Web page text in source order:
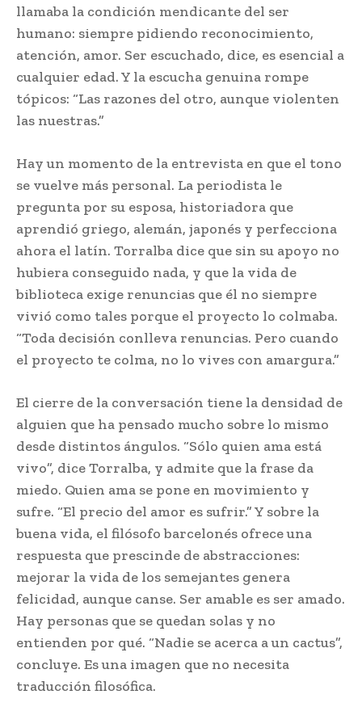
llamaba la condición mendicante del ser
humano: siempre pidiendo reconocimiento,
atención, amor. Ser escuchado, dice, es esencial a
cualquier edad. Y la escucha genuina rompe
tópicos: “Las razones del otro, aunque violenten
las nuestras.”
Hay un momento de la entrevista en que el tono
se vuelve más personal. La periodista le
pregunta por su esposa, historiadora que
aprendió griego, alemán, japonés y perfecciona
ahora el latín. Torralba dice que sin su apoyo no
hubiera conseguido nada, y que la vida de
biblioteca exige renuncias que él no siempre
vivió como tales porque el proyecto lo colmaba.
“Toda decisión conlleva renuncias. Pero cuando
el proyecto te colma, no lo vives con amargura.”
El cierre de la conversación tiene la densidad de
alguien que ha pensado mucho sobre lo mismo
desde distintos ángulos. “Sólo quien ama está
vivo”, dice Torralba, y admite que la frase da
miedo. Quien ama se pone en movimiento y
sufre. “El precio del amor es sufrir.” Y sobre la
buena vida, el filósofo barcelonés ofrece una
respuesta que prescinde de abstracciones:
mejorar la vida de los semejantes genera
felicidad, aunque canse. Ser amable es ser amado.
Hay personas que se quedan solas y no
entienden por qué. “Nadie se acerca a un cactus”,
concluye. Es una imagen que no necesita
traducción filosófica.